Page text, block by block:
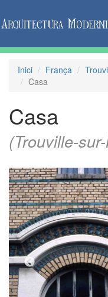
Inici França
Casa
Casa
(Trouville-